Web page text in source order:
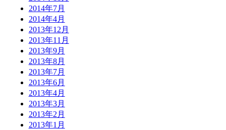
2014年7月
2014年4月
2013年12月
2013年11月
2013年9月
2013年8月
2013年7月
2013年6月
2013年4月
2013年3月
2013年2月
2013年1月